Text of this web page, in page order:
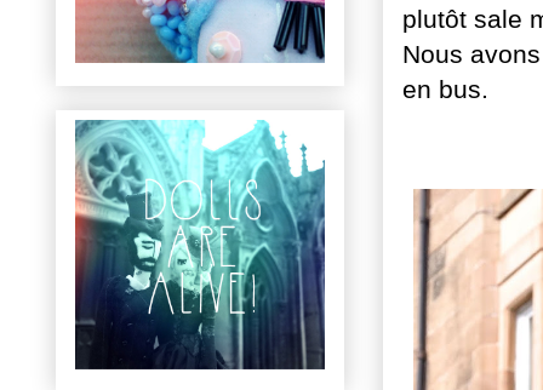
plutôt sale
Nous
en bus.